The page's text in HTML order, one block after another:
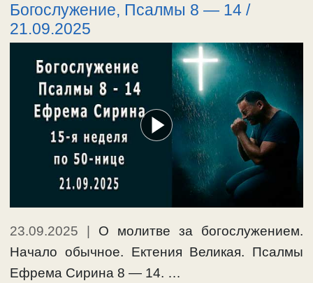
Богослужение, Псалмы 8 — 14 /
21.09.2025
23.09.2025
О молитве за богослужением.
Начало обычное. Ектения Великая. Псалмы
Ефрема Сирина 8 — 14. …